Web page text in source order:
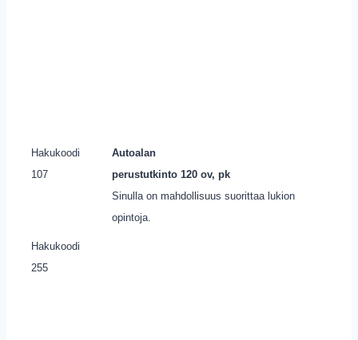
Hakukoodi
107
Autoalan
perustutkinto 120 ov, pk
Sinulla on mahdollisuus suorittaa lukion
opintoja.
Hakukoodi
255